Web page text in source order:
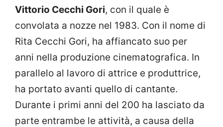
Vittorio Cecchi Gori, con il quale è
convolata a nozze nel 1983. Con il nome di
Rita Cecchi Gori, ha affiancato suo per
anni nella produzione cinematografica. In
parallelo al lavoro di attrice e produttrice,
ha portato avanti quello di cantante.
Durante i primi anni del 200 ha lasciato da
parte entrambe le attività, a causa della